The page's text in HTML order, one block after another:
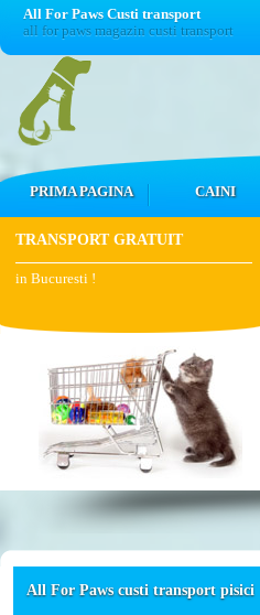
All For Paws Custi transport
all for paws magazin custi transport
PRIMA PAGINA CAINI
TRANSPORT GRATUIT
in Bucuresti !
All For Paws custi transport pisici